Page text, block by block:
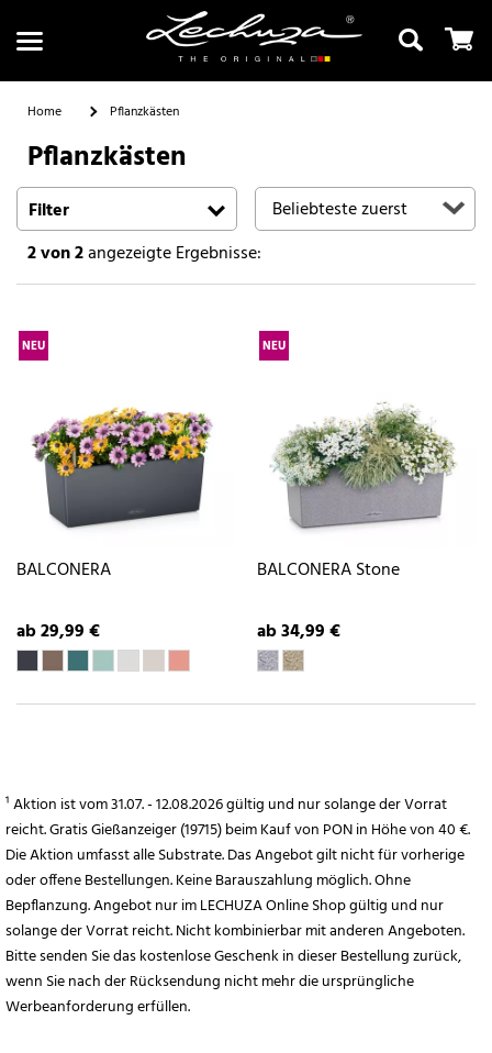
Suchen
Home Pflanzkästen
Pflanzkästen
Filter
2von 2angezeigte Ergebnisse:
NEU
BALCONERA
ab 29,99 €
NEU
BALCONERA Stone
ab 34,99 €
¹ Aktion ist vom 31.07. - 12.08.2026 gültig und nur solange der Vorrat
reicht. Gratis Gießanzeiger (19715) beim Kauf von PON in Höhe von 40 €.
Die Aktion umfasst alle Substrate. Das Angebot gilt nicht für vorherige
oder offene Bestellungen. Keine Barauszahlung möglich. Ohne
Bepflanzung. Angebot nur im LECHUZA Online Shop gültig und nur
solange der Vorrat reicht. Nicht kombinierbar mit anderen Angeboten.
Bitte senden Sie das kostenlose Geschenk in dieser Bestellung zurück,
wenn Sie nach der Rücksendung nicht mehr die ursprüngliche
Werbeanforderung erfüllen.